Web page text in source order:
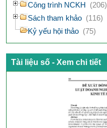
Công trình NCKH (206)
Sách tham khảo (116)
Kỷ yếu hội thảo (75)
Tài liệu số - Xem chi tiết